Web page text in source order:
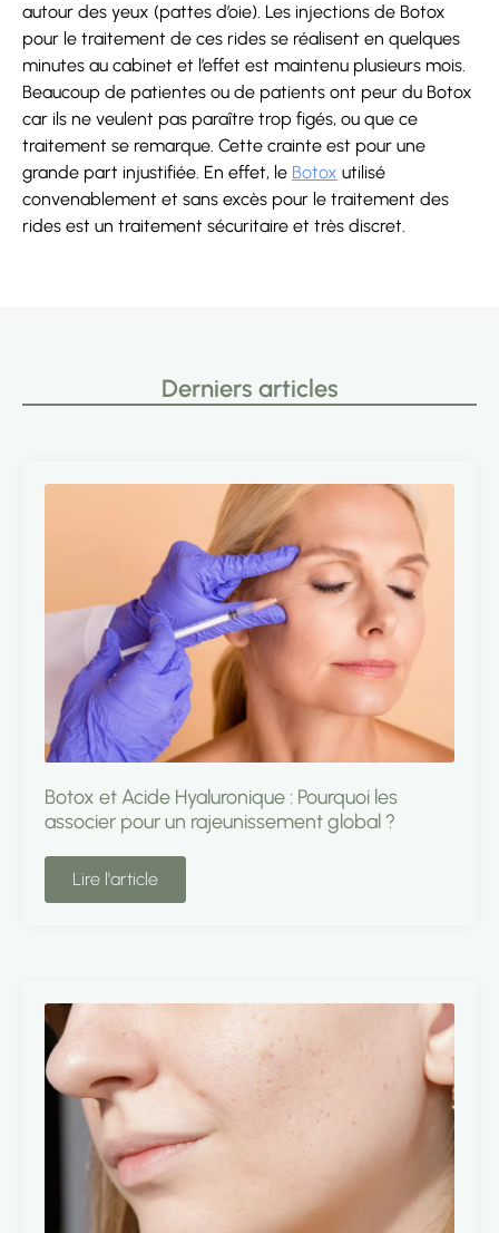
autour des yeux (pattes d’oie). Les injections de Botox
pour le traitement de ces rides se réalisent en quelques
minutes au cabinet et l’effet est maintenu plusieurs mois.
Beaucoup de patientes ou de patients ont peur du Botox
car ils ne veulent pas paraître trop figés, ou que ce
traitement se remarque. Cette crainte est pour une
grande part injustifiée. En effet, le Botox utilisé
convenablement et sans excès pour le traitement des
rides est un traitement sécuritaire et très discret.
Derniers articles
Botox et Acide Hyaluronique : Pourquoi les
associer pour un rajeunissement global ?
Lire l'article